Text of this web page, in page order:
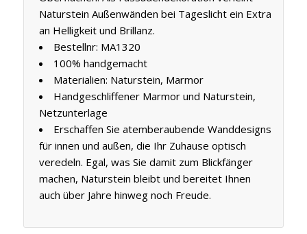
Naturstein Außenwänden bei Tageslicht ein Extra
an Helligkeit und Brillanz.
Bestellnr: MA1320
100% handgemacht
Materialien: Naturstein, Marmor
Handgeschliffener Marmor und Naturstein,
Netzunterlage
Erschaffen Sie atemberaubende Wanddesigns
für innen und außen, die Ihr Zuhause optisch
veredeln. Egal, was Sie damit zum Blickfänger
machen, Naturstein bleibt und bereitet Ihnen
auch über Jahre hinweg noch Freude.